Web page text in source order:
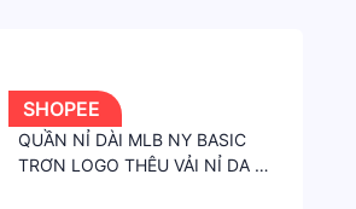
SHOPEE
QUẦN NỈ DÀI MLB NY BASIC
TRƠN LOGO THÊU VẢI NỈ DA CÁ